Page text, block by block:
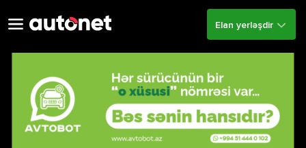
Elan yerləşdir